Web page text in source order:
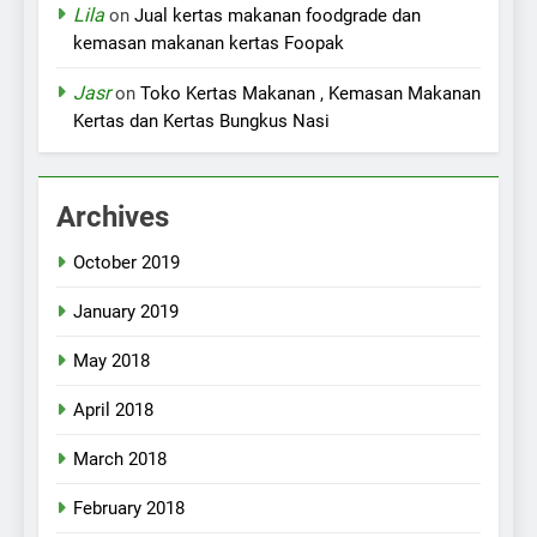
Lila on Jual kertas makanan foodgrade dan
kemasan makanan kertas Foopak
Jasron Toko Kertas Makanan , Kemasan Makanan
Kertas dan Kertas Bungkus Nasi
Archives
October 2019
January 2019
May 2018
April 2018
March 2018
February 2018